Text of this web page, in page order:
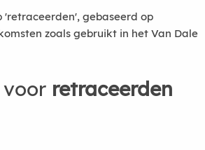
'retraceerden', gebaseerd op
zoals gebruikt in het Van Dale
retraceerden